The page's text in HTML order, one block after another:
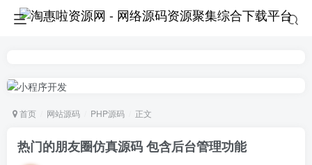
首页 网站源码 PHP源码 正文
热门的朋友圈仿真源码 包含后台管理功能